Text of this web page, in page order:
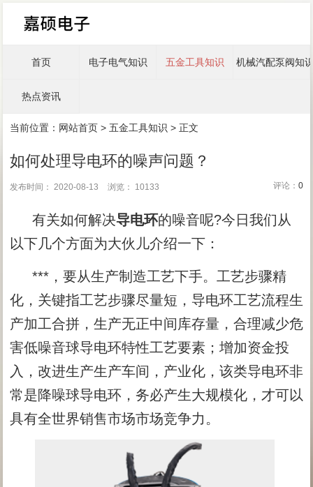
首页 电子电气知识 五金工具知识 机械汽配泵阀知
热点资讯
当前位置： 网站首页 > 五金工具知识 > 正文
如何处理导电环的噪声问题？
评论： 0
发布时间： 2020-08-13 浏览： 10133
有关如何解决导电环的噪音呢?今日我们从
以下几个方面为大伙儿介绍一下：
***，要从生产制造工艺下手。工艺步骤精
化，关键指工艺步骤尽量短，导电环工艺流程生
产加工合拼，生产无正中间库存量，合理减少危
害低噪音球导电环特性工艺要素；增加资金投
入，改进生产生产车间，产业化，该类导电环非
常是降噪球导电环，务必产生大规模化，才可以
具有全世界销售市场市场竞争力。